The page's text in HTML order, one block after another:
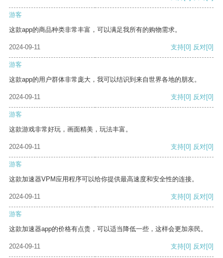
游客
这款app的商品种类非常丰富，可以满足我所有的购物需求。
2024-09-11 支持[0] 反对[0]
游客
这款app的用户群体非常庞大，我可以结识到来自世界各地的朋友。
2024-09-11 支持[0] 反对[0]
游客
这款游戏非常好玩，画面精美，玩法丰富。
2024-09-11 支持[0] 反对[0]
游客
这款加速器VPM应用程序可以给你提供最高速度和安全性的连接。
2024-09-11 支持[0] 反对[0]
游客
这款加速器app的价格有点贵，可以适当降低一些，这样会更加亲民。
2024-09-11 支持[0] 反对[0]